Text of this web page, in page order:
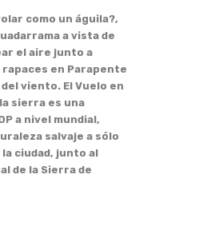
como un águila?,
a vista de
el aire junto a
en Parapente
viento. El Vuelo en
sierra es una
a nivel mundial,
salvaje a sólo
ciudad, junto al
de la Sierra de